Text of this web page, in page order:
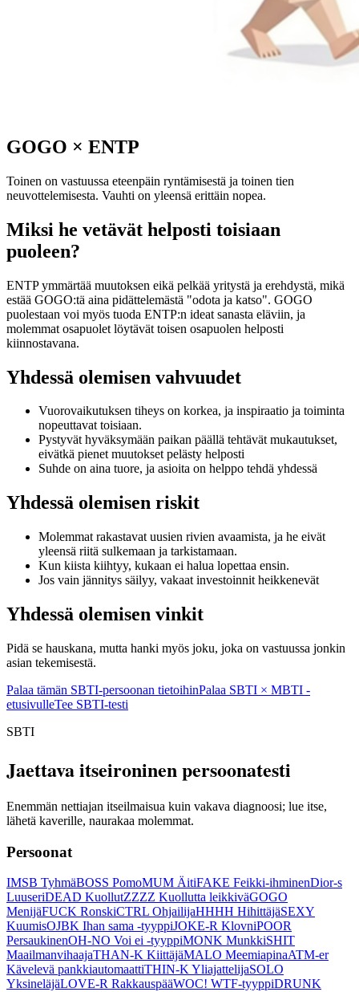
GOGO × ENTP
Toinen on vastuussa eteenpäin ryntämisestä ja toinen tien
neuvottelemisesta. Vauhti on yleensä erittäin nopea.
Miksi he vetävät helposti toisiaan
puoleen?
ENTP ymmärtää muutoksen eikä pelkää yritystä ja erehdystä, mikä
estää GOGO:tä aina pidättelemästä "odota ja katso". GOGO
puolestaan ​​voi myös tuoda ENTP:n ideat sanasta eläviin, ja
molemmat osapuolet löytävät toisen osapuolen helposti
kiinnostavana.
Yhdessä olemisen vahvuudet
Vuorovaikutuksen tiheys on korkea, ja inspiraatio ja toiminta
nopeuttavat toisiaan.
Pystyvät hyväksymään paikan päällä tehtävät mukautukset,
eivätkä pienet muutokset pelästy helposti
Suhde on aina tuore, ja asioita on helppo tehdä yhdessä
Yhdessä olemisen riskit
Molemmat rakastavat uusien rivien avaamista, ja he eivät
yleensä riitä sulkemaan ja tarkistamaan.
Kun kiista kiihtyy, kukaan ei halua lopettaa ensin.
Jos vain jännitys säilyy, vakaat investoinnit heikkenevät
Yhdessä olemisen vinkit
Pidä se hauskana, mutta hanki myös joku, joka on vastuussa jonkin
asian tekemisestä.
Palaa tämän SBTI-persoonan tietoihinPalaa SBTI × MBTI -
etusivulleTee SBTI-testi
SBTI
Jaettava itseironinen persoonatesti
Enemmän nettiajan itseilmaisua kuin vakava diagnoosi; lue itse,
lähetä kaverille, naurakaa molemmat.
Persoonat
IMSB TyhmäBOSS PomoMUM ÄitiFAKE Feikki-ihminenDior-s
LuuseriDEAD KuollutZZZZ Kuollutta leikkiväGOGO
MenijäFUCK RonskiCTRL OhjailijaHHHH HihittäjäSEXY
KuumisOJBK Ihan sama -tyyppiJOKE-R KlovniPOOR
PersaukinenOH-NO Voi ei -tyyppiMONK MunkkiSHIT
MaailmanvihaajaTHAN-K KiittäjäMALO MeemiapinaATM-er
Kävelevä pankkiautomaattiTHIN-K YliajattelijaSOLO
YksineläjäLOVE-R RakkauspääWOC! WTF-tyyppiDRUNK